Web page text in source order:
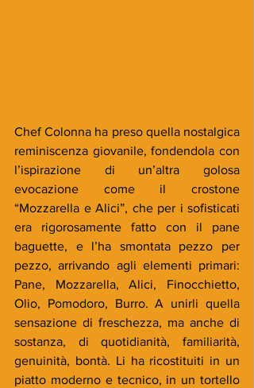
Chef Colonna ha preso quella nostalgica
reminiscenza giovanile, fondendola con
l’ispirazione di un’altra golosa
evocazione come il crostone
“Mozzarella e Alici”, che per i sofisticati
era rigorosamente fatto con il pane
baguette, e l’ha smontata pezzo per
pezzo, arrivando agli elementi primari:
Pane, Mozzarella, Alici, Finocchietto,
Olio, Pomodoro, Burro. A unirli quella
sensazione di freschezza, ma anche di
sostanza, di quotidianità, familiarità,
genuinità, bontà. Li ha ricostituiti in un
piatto moderno e tecnico, in un tortello